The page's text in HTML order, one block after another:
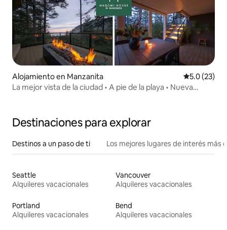
Alojamiento en Manzanita Calificación
5.0 (23)
La mejor vista de la ciudad • A pie de la playa • Nueva
Destinaciones para explorar
Destinos a un paso de ti Los mejores lugares de interés más
Seattle
Alquileres vacacionales
Vancouver
Alquileres vacacionales
Portland
Alquileres vacacionales
Bend
Alquileres vacacionales